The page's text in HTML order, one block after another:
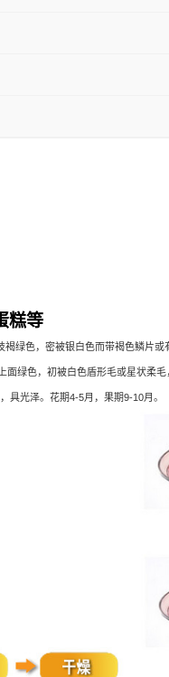
糕等
绿色，密被银白色而带褐色鳞片
面绿色，初被白色盾形毛或星状柔
具光泽。花期4-5月，果期9-10月。